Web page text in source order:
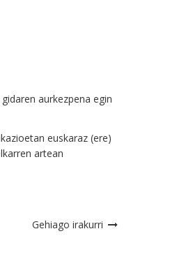
aurkezpena egin
euskaraz (ere)
artean
Gehiago irakurri